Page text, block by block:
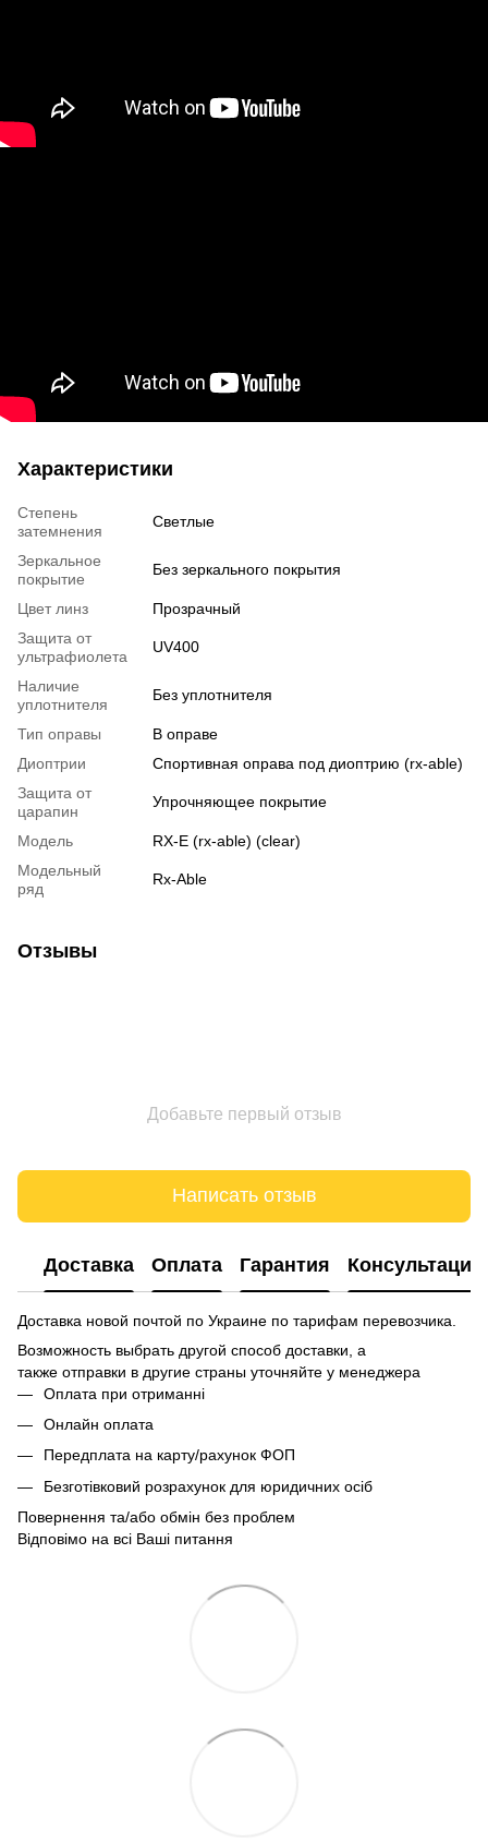
Характеристики
Степень
затемнения
Светлые
Зеркальное
покрытие
Без зеркального покрытия
Цвет линз
Прозрачный
Защита от
ультрафиолета
UV400
Наличие
уплотнителя
Без уплотнителя
Тип оправы
В оправе
Диоптрии
Спортивная оправа под диоптрию (rx-able)
Защита от
царапин
Упрочняющее покрытие
Модель
RX-E (rx-able) (clear)
Модельный
ряд
Rx-Able
Отзывы
Добавьте первый отзыв
Написать отзыв
Доставка Оплата Гарантия Консультация
Доставка новой почтой по Украине по тарифам перевозчика.
Возможность выбрать другой способ доставки, а
также отправки в другие страны уточняйте у менеджера
Оплата при отриманні
Онлайн оплата
Передплата на карту/рахунок ФОП
Безготівковий розрахунок для юридичних осіб
Повернення та/або обмін без проблем
Відповімо на всі Ваші питання